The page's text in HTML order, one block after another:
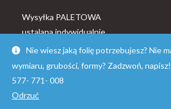
Wysyłka PALETOWA
ustalana indywidualnie
Nie wiesz jaką folię potrzebujesz? Nie
wymiaru, grubości, formy? Zadzwoń,
577- 771- 008
Odrzuć